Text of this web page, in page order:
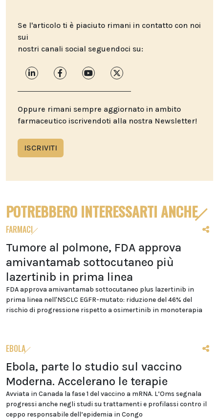
Se l'articolo ti è piaciuto rimani in contatto con noi
sui
nostri canali social seguendoci su:
Oppure rimani sempre aggiornato in ambito
farmaceutico iscrivendoti alla nostra Newsletter!
ISCRIVITI
POTREBBERO INTERESSARTI ANCHE
FARMACI
Tumore al polmone, FDA approva
amivantamab sottocutaneo più
lazertinib in prima linea
FDA approva amivantamab sottocutaneo plus lazertinib in
prima linea nell'NSCLC EGFR-mutato: riduzione del 46% del
rischio di progressione rispetto a osimertinib in monoterapia
EBOLA
Ebola, parte lo studio sul vaccino
Moderna. Accelerano le terapie
Avviata in Canada la fase 1 del vaccino a mRNA. L’Oms segnala
progressi anche negli studi su trattamenti e profilassi contro il
ceppo responsabile dell’epidemia in Congo